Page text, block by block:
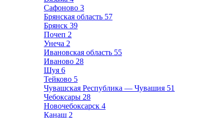
Сафоново 3
Брянская область 57
Брянск 39
Почеп 2
Унеча 2
Ивановская область 55
Иваново 28
Шуя 6
Тейково 5
Чувашская Республика — Чувашия 51
Чебоксары 28
Новочебоксарск 4
Канаш 2